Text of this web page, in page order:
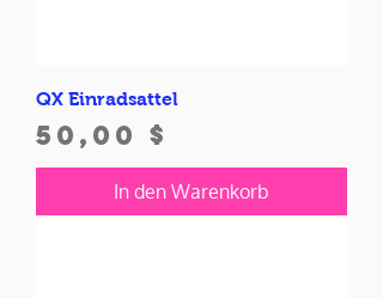
QX Einradsattel
Preis
50,00 $
In den Warenkorb